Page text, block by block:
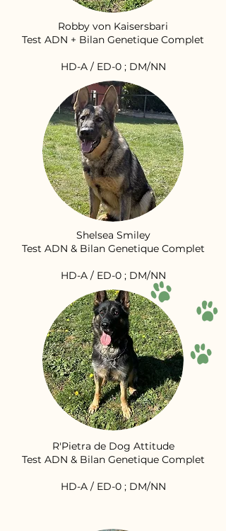
Robby von Kaisersbari
Test ADN + Bilan Genetique Complet
HD-A / ED-0 ; DM/NN
Shelsea Smiley
Test ADN & Bilan Genetique Complet
HD-A / ED-0 ; DM/NN
R'Pietra de Dog Attitude
Test ADN & Bilan Genetique Complet
HD-A / ED-0 ; DM/NN